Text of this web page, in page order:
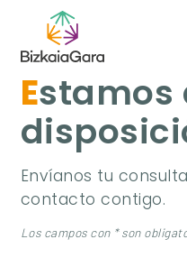
Estamos a tu
Envíanos tu
contacto contigo.
Los campos con * son